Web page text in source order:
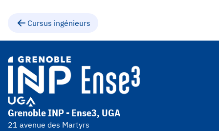
Cursus ingénieurs
Grenoble INP - Ense3, UGA
21 avenue des Martyrs